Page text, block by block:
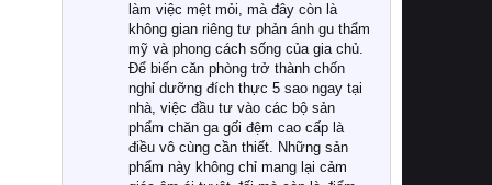
làm việc mệt mỏi, mà đây còn là
không gian riêng tư phản ánh gu thẩm
mỹ và phong cách sống của gia chủ.
Để biến căn phòng trở thành chốn
nghỉ dưỡng đích thực 5 sao ngay tại
nhà, việc đầu tư vào các bộ sản
phẩm chăn ga gối đệm cao cấp là
điều vô cùng cần thiết. Những sản
phẩm này không chỉ mang lại cảm